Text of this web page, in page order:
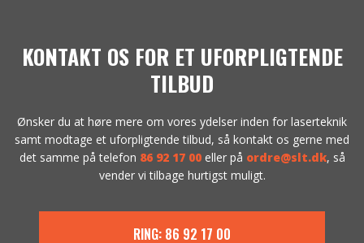
KONTAKT OS FOR ET UFORPLIGTENDE
TILBUD
Ønsker du at høre mere om vores ydelser inden for laserteknik
samt modtage et uforpligtende tilbud, så kontakt os gerne med
det samme på telefon 86 92 17 00eller på ordre@slt.dk, så
vender vi tilbage hurtigst muligt.
RING: 86 92 17 00